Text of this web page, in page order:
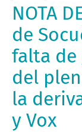
NOTA
de
falta de
del
la
y Vox